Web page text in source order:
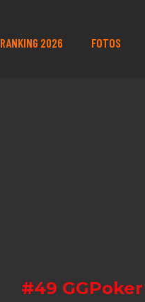
RANKING 2026 FOTOS
#49